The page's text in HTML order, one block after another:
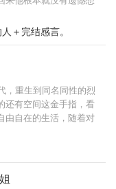
重生干嘛？ 一辈子几
心灵通透点，不让自己
主角在12,13章有点流
并不影响剧情。
＋完结感言。
，重生到同名同性的烈
还有空间这金手指，看
由自在的生活，随着对